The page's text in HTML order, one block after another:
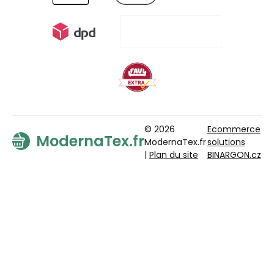
ModernaTex.fr
© 2026
ModernaTex.fr
| Plan du site
Ecommerce
solutions
BINARGON.cz